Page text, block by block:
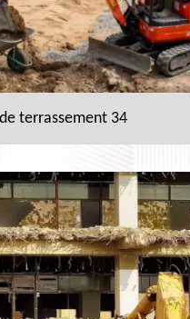
terrassement 34